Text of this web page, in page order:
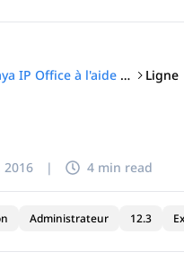
Administration d'Avaya IP Office à l'aide de Manager Ligne
2016 | 4 min read
Administrateur 12.3